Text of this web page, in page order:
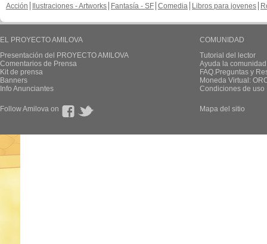
Acción
Ilustraciones - Artworks Fantasía - SF Comedia Libros para jovenes
EL PROYECTO AMILOVA
Presentación del PROYECTO AMILOVA
Comentarios de Prensa
Kit de prensa
Banners
Info Anunciantes
COMUNIDAD
Tutorial del lector
Ayuda la
FAQ.Preguntas y
Moneda Virtual:
Condiciones de uso
Follow Amilova on Mapa del sitio